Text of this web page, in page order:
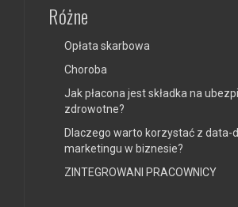
Różne
Opłata skarbowa
Choroba
Jak płacona jest składka na
zdrowotne?
Dlaczego warto korzystać z data-
marketingu w biznesie?
ZINTEGROWANI PRACOWNICY